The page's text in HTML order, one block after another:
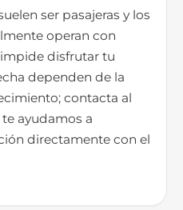
ser pasajeras y los
operan con
disfrutar tu
dependen de la
contacta al
ayudamos a
directamente con el